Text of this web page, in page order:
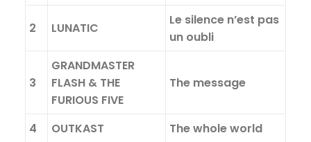
2 LUNATIC
Le silence n’est pas
un oubli
3
GRANDMASTER
FLASH & THE
FURIOUS FIVE
The message
4 OUTKAST The whole world